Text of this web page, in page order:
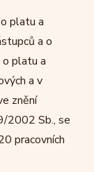
platu a
a o
platu a
a v
znění
2002 Sb., se
pracovních